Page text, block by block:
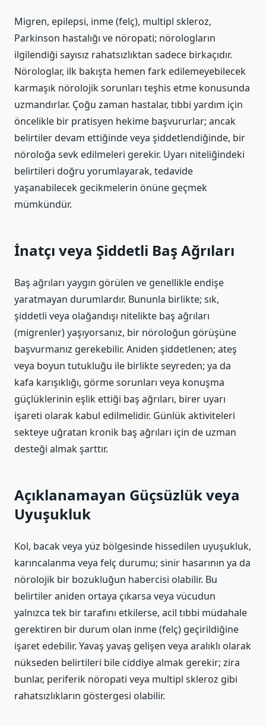
Migren, epilepsi, inme (felç), multipl skleroz,
Parkinson hastalığı ve nöropati; nörologların
ilgilendiği sayısız rahatsızlıktan sadece birkaçıdır.
Nörologlar, ilk bakışta hemen fark edilemeyebilecek
karmaşık nörolojik sorunları teşhis etme konusunda
uzmandırlar. Çoğu zaman hastalar, tıbbi yardım için
öncelikle bir pratisyen hekime başvururlar; ancak
belirtiler devam ettiğinde veya şiddetlendiğinde, bir
nöroloğa sevk edilmeleri gerekir. Uyarı niteliğindeki
belirtileri doğru yorumlayarak, tedavide
yaşanabilecek gecikmelerin önüne geçmek
mümkündür.
İnatçı veya Şiddetli Baş Ağrıları
Baş ağrıları yaygın görülen ve genellikle endişe
yaratmayan durumlardır. Bununla birlikte; sık,
şiddetli veya olağandışı nitelikte baş ağrıları
(migrenler) yaşıyorsanız, bir nöroloğun görüşüne
başvurmanız gerekebilir. Aniden şiddetlenen; ateş
veya boyun tutukluğu ile birlikte seyreden; ya da
kafa karışıklığı, görme sorunları veya konuşma
güçlüklerinin eşlik ettiği baş ağrıları, birer uyarı
işareti olarak kabul edilmelidir. Günlük aktiviteleri
sekteye uğratan kronik baş ağrıları için de uzman
desteği almak şarttır.
Açıklanamayan Güçsüzlük veya
Uyuşukluk
Kol, bacak veya yüz bölgesinde hissedilen uyuşukluk,
karıncalanma veya felç durumu; sinir hasarının ya da
nörolojik bir bozukluğun habercisi olabilir. Bu
belirtiler aniden ortaya çıkarsa veya vücudun
yalnızca tek bir tarafını etkilerse, acil tıbbi müdahale
gerektiren bir durum olan inme (felç) geçirildiğine
işaret edebilir. Yavaş yavaş gelişen veya aralıklı olarak
nükseden belirtileri bile ciddiye almak gerekir; zira
bunlar, periferik nöropati veya multipl skleroz gibi
rahatsızlıkların göstergesi olabilir.